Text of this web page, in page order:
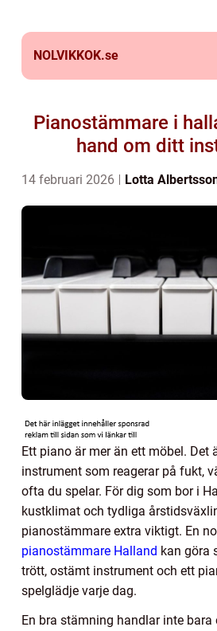
NOLVIKKOK.se
Pianostämmare i
hand om ditt
14 februari 2026 Lotta
Ett piano är mer än ett möbel. Det
instrument som reagerar på fukt,
ofta du spelar. För dig som bor i
kustklimat och tydliga
pianostämmare extra viktigt. En
pianostämmare Halland kan göra
trött, ostämt instrument och ett
spelglädje varje dag.
En bra stämning handlar inte bara